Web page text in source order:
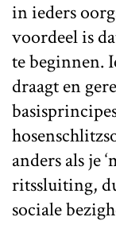
in ieders
voordeel is
te beginnen.
draagt en
anders als je
ritssluiting,
sociale